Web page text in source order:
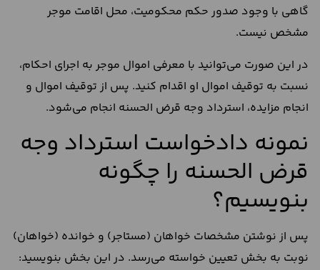
گاهی با وجود صدور حکم محکومیت، محل اقامت موجر
مشخص نیست.
در این صورت می‌توانید با معرفی اموال موجر به اجرای احکام،
نسبت به توقیف اموال او اقدام کنید. پس از توقیف اموال و
انجام مزایده، استرداد وجه قرض الحسنه انجام می‌شود.
نمونه دادخواست استرداد وجه
قرض الحسنه را چگونه
بنویسیم؟
پس از نوشتن مشخصات خواهان (مستاجر) و خوانده (خواهان)
نوبت به بخش تعیین خواسته می‌رسد. در این بخش بنویسید: